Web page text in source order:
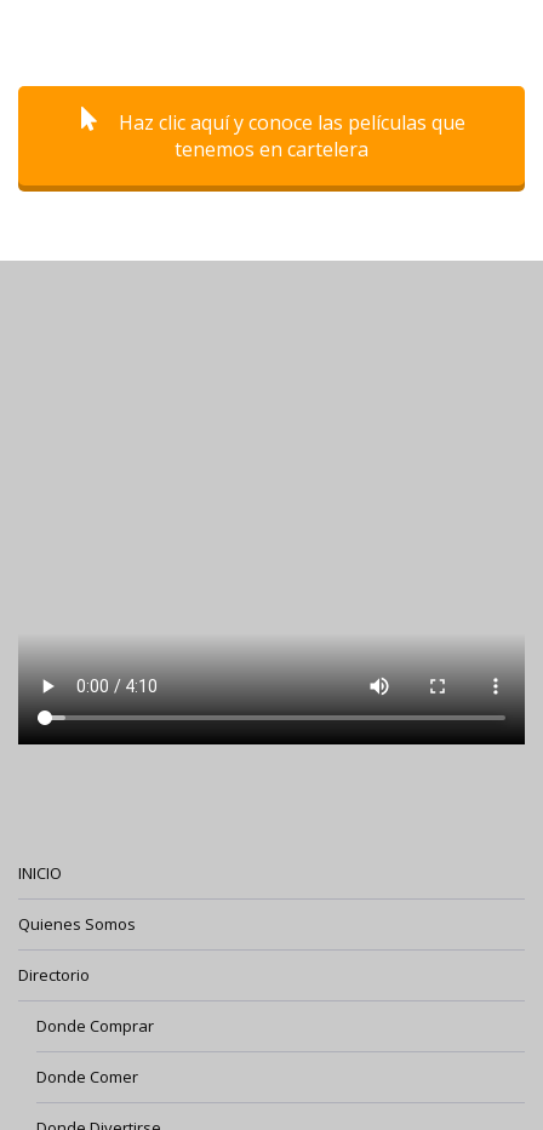
Haz clic aquí y conoce las películas que
tenemos en cartelera
INICIO
Quienes Somos
Directorio
Donde Comprar
Donde Comer